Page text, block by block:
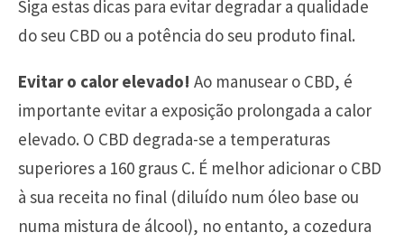
Siga estas dicas para evitar degradar a qualidade
do seu CBD ou a potência do seu produto final.
Evitar o calor elevado! Ao manusear o CBD, é
importante evitar a exposição prolongada a calor
elevado. O CBD degrada-se a temperaturas
superiores a 160 graus C. É melhor adicionar o CBD
à sua receita no final (diluído num óleo base ou
numa mistura de álcool), no entanto, a cozedura